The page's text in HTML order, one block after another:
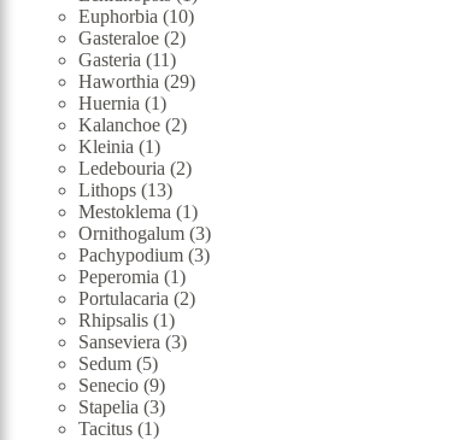
produkt
Euphorbia 1010
Gasteraloe 22
Gasteria 1111
produktů
Haworthia 2929
Huernia 11
produkt
Kalanchoe 22
Kleinia 11
produkt
Ledebouria 22
Lithops 1313
produktů
Mestoklema 11
produkt
Ornithogalum 33
produkty
Pachypodium 33
Peperomia 11
produkt
Portulacaria 22
Rhipsalis 11
produkt
Sanseviera 33
Sedum 55
produktů
Senecio 99
produktů
Stapelia 33
produkty
Tacitus 11